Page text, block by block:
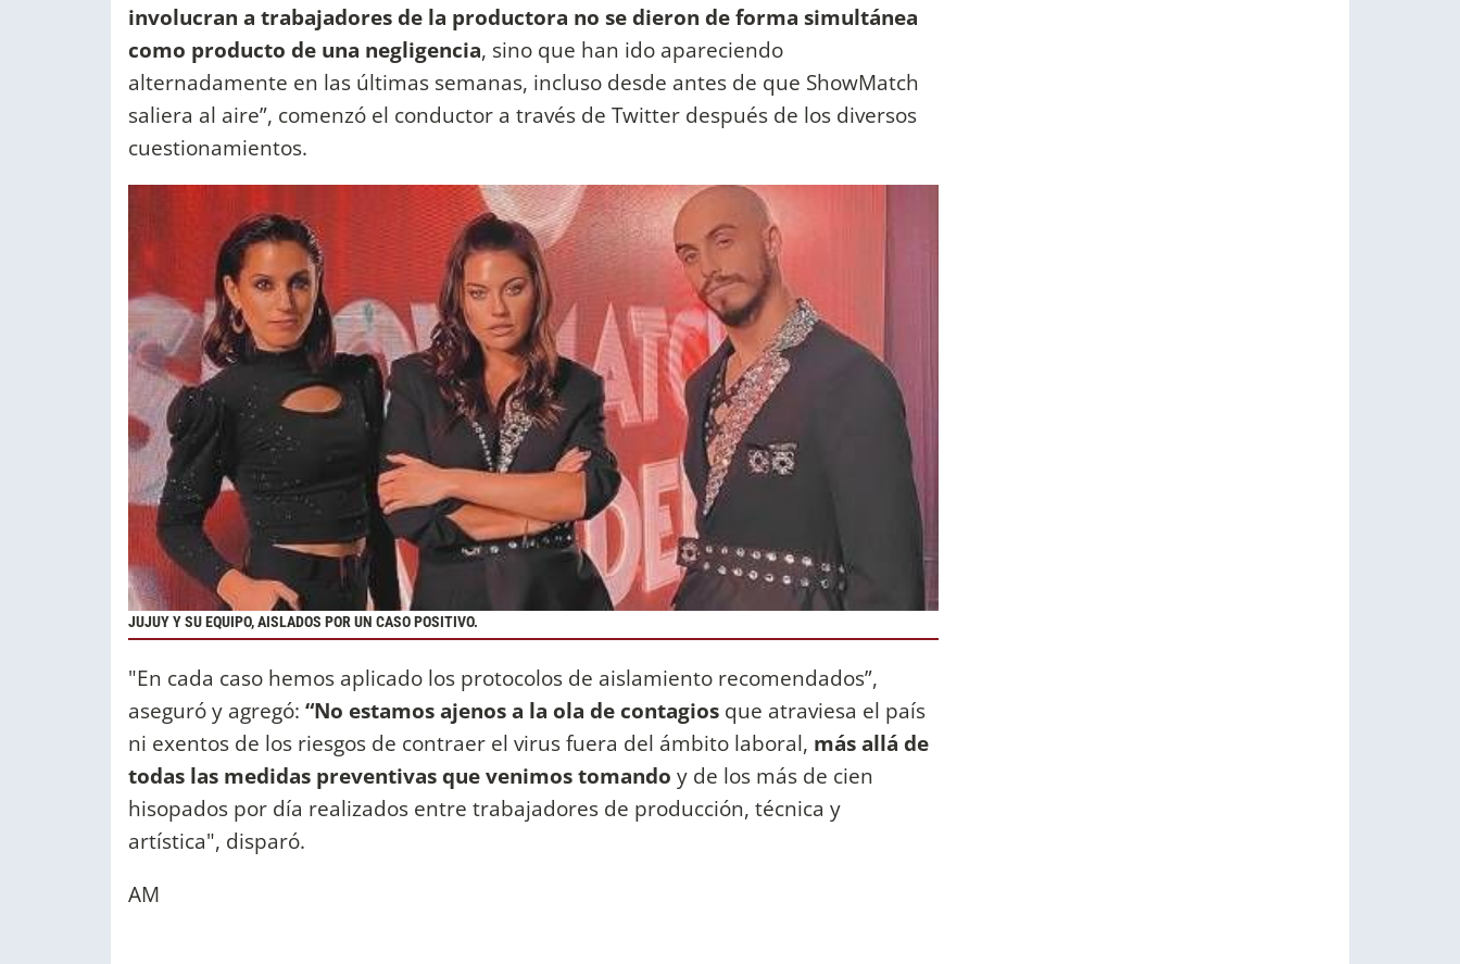
involucran a trabajadores de la productora no se dieron de forma simultánea
como producto de una negligencia, sino que han ido apareciendo
alternadamente en las últimas semanas, incluso desde antes de que ShowMatch
saliera al aire”, comenzó el conductor a través de Twitter después de los diversos
cuestionamientos.
JUJUY Y SU EQUIPO, AISLADOS POR UN CASO POSITIVO.
"En cada caso hemos aplicado los protocolos de aislamiento recomendados”,
aseguró y agregó: “No estamos ajenos a la ola de contagios que atraviesa el país
ni exentos de los riesgos de contraer el virus fuera del ámbito laboral, más allá de
todas las medidas preventivas que venimos tomando y de los más de cien
hisopados por día realizados entre trabajadores de producción, técnica y
artística", disparó.
AM